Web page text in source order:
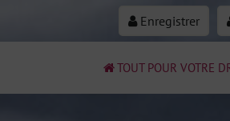
Enregistrer
TOUT POUR VOTRE